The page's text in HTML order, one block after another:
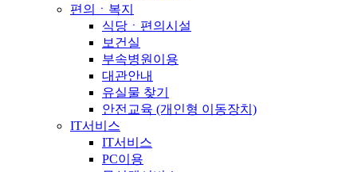
편의ㆍ복지
식당ㆍ편의시설
보건실
부속병원이용
대관안내
유실물 찾기
안전교육 (개인형 이동장치)
IT서비스
IT서비스
PC이용